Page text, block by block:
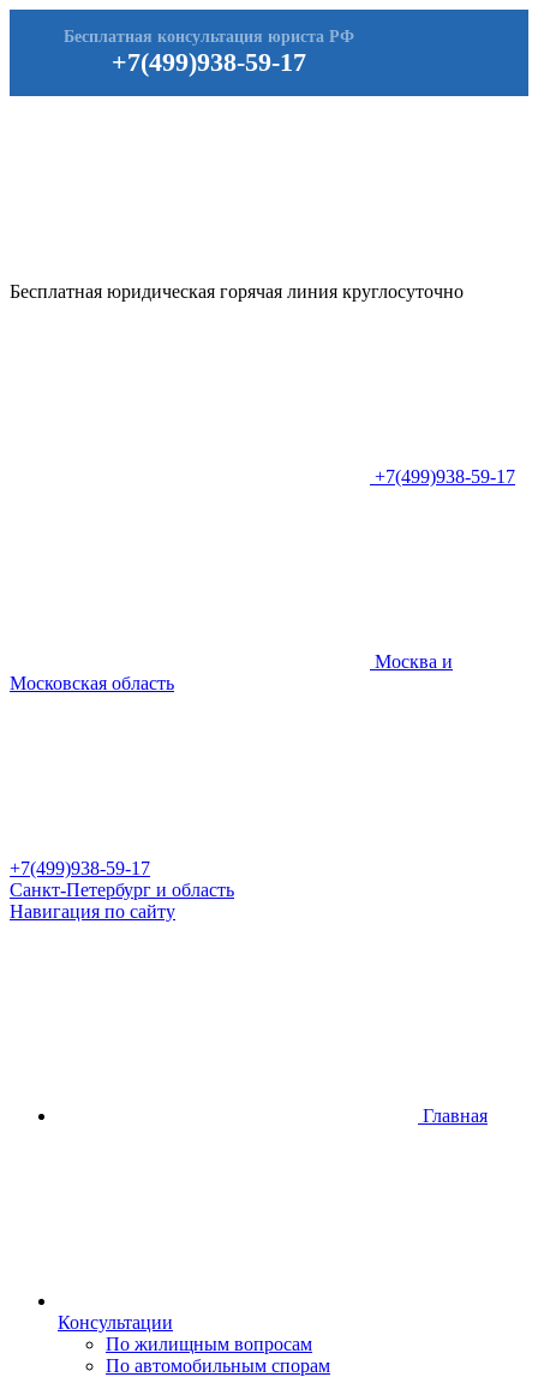
+7(499)938-59-17
Бесплатная консультация юриста РФ
Бесплатная юридическая горячая линия круглосуточно
+7(499)938-59-17
Москва и
Московская область
+7(499)938-59-17
Санкт-Петербург и область
Навигация по сайту
Главная
Консультации
По жилищным вопросам
По автомобильным спорам